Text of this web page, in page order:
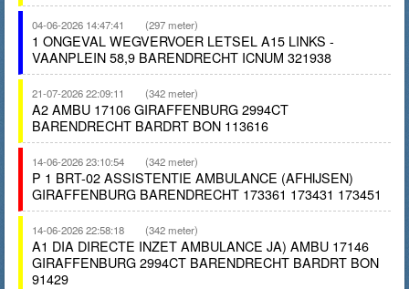
04-06-2026 14:47:41 (297 meter)
1 ONGEVAL WEGVERVOER LETSEL A15 LINKS -
VAANPLEIN 58,9 BARENDRECHT ICNUM 321938
21-07-2026 22:09:11 (342 meter)
A2 AMBU 17106 GIRAFFENBURG 2994CT
BARENDRECHT BARDRT BON 113616
14-06-2026 23:10:54 (342 meter)
P 1 BRT-02 ASSISTENTIE AMBULANCE (AFHIJSEN)
GIRAFFENBURG BARENDRECHT 173361 173431 173451
14-06-2026 22:58:18 (342 meter)
A1 DIA DIRECTE INZET AMBULANCE JA) AMBU 17146
GIRAFFENBURG 2994CT BARENDRECHT BARDRT BON
91429